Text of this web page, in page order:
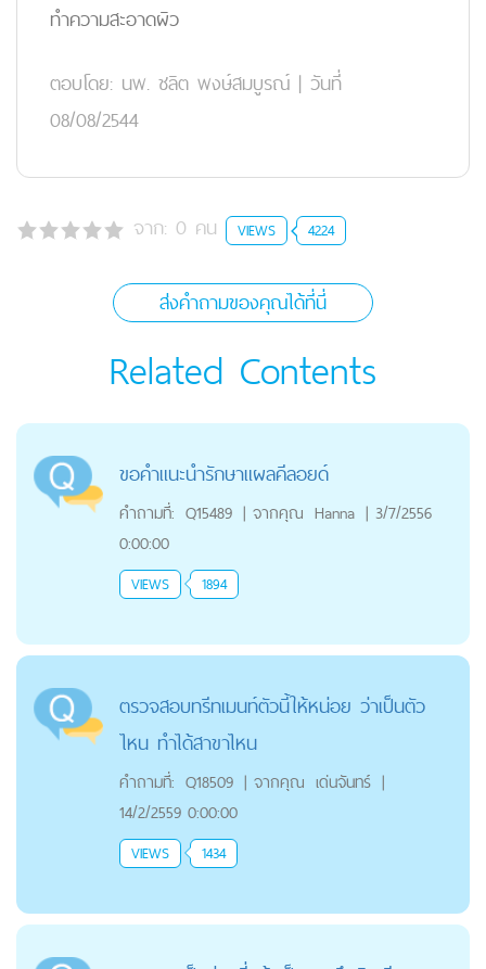
ทำความสะอาดผิว
ตอบโดย: นพ. ชลิต พงษ์สมบูรณ์ | วันที่
08/08/2544
จาก: 0 คน VIEWS 4224
ส่งคำถามของคุณได้ที่นี่
Related Contents
ขอคำแนะนำรักษาแผลคีลอยด์
คำถามที่: Q15489 | จากคุณ Hanna | 3/7/2556
0:00:00
VIEWS 1894
ตรวจสอบทรีทเมนท์ตัวนี้ให้หน่อย ว่าเป็นตัว
ไหน ทำได้สาขาไหน
คำถามที่: Q18509 | จากคุณ เด่นจันทร์ |
14/2/2559 0:00:00
VIEWS 1434